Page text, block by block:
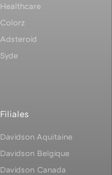
Healthcare
Colorz
Adsteroid
Syde
Filiales
Davidson Aquitaine
Davidson Belgique
Davidson Canada